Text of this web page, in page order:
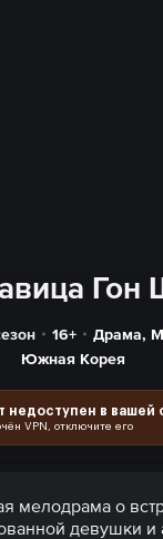
Гон
16+ Драма,
Южная Корея
недоступен в вашей
VPN, отключите его
мелодрама о
девушки и